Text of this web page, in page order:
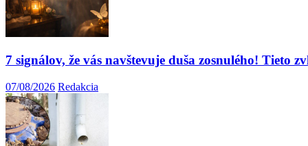
7 signálov, že vás navštevuje duša zosnulého! Tieto
07/08/2026 Redakcia